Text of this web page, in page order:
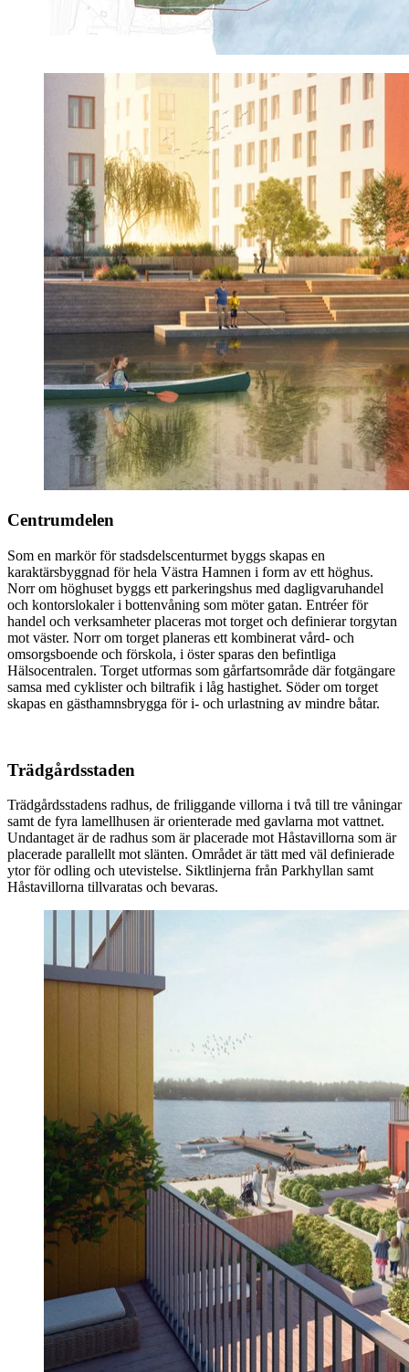
Centrumdelen
Som en markör för stadsdelscenturmet byggs skapas en
karaktärsbyggnad för hela Västra Hamnen i form av ett höghus.
Norr om höghuset byggs ett parkeringshus med dagligvaruhandel
och kontorslokaler i bottenvåning som möter gatan. Entréer för
handel och verksamheter placeras mot torget och definierar torgytan
mot väster. Norr om torget planeras ett kombinerat vård- och
omsorgsboende och förskola, i öster sparas den befintliga
Hälsocentralen. Torget utformas som gårfartsområde där fotgängare
samsa med cyklister och biltrafik i låg hastighet. Söder om torget
skapas en gästhamnsbrygga för i- och urlastning av mindre båtar.
Trädgårdsstaden
Trädgårdsstadens radhus, de friliggande villorna i två till tre våningar
samt de fyra lamellhusen är orienterade med gavlarna mot vattnet.
Undantaget är de radhus som är placerade mot Håstavillorna som är
placerade parallellt mot slänten. Området är tätt med väl definierade
ytor för odling och utevistelse. Siktlinjerna från Parkhyllan samt
Håstavillorna tillvaratas och bevaras.